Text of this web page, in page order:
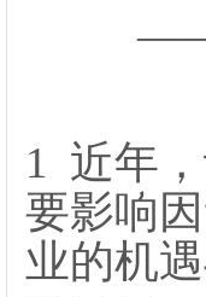
——
1 近年
要影响
业的机